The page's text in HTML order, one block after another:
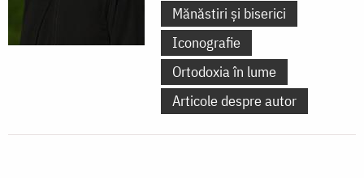
Mănăstiri și biserici
Iconografie
Ortodoxia în lume
Articole despre autor